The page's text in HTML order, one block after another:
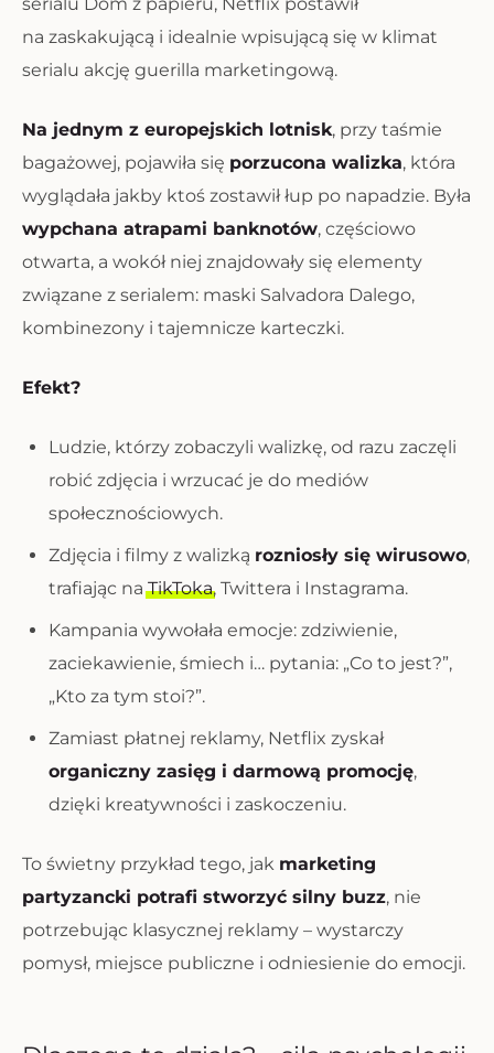
na zaskakującą i idealnie wpisującą się w klimat
serialu akcję guerilla marketingową.
Na jednym z europejskich lotnisk, przy taśmie
bagażowej, pojawiła się porzucona walizka, która
wyglądała jakby ktoś zostawił łup po napadzie. Była
wypchana atrapami banknotów, częściowo
otwarta, a wokół niej znajdowały się elementy
związane z serialem: maski Salvadora Dalego,
kombinezony i tajemnicze karteczki.
Efekt?
Ludzie, którzy zobaczyli walizkę, od razu zaczęli
robić zdjęcia i wrzucać je do mediów
społecznościowych.
Zdjęcia i filmy z walizką rozniosły się wirusowo,
trafiając naTikToka, Twittera i Instagrama.
Kampania wywołała emocje: zdziwienie,
zaciekawienie, śmiech i… pytania: „Co to jest?”,
„Kto za tym stoi?”.
Zamiast płatnej reklamy, Netflix zyskał
organiczny zasięg i darmową promocję,
dzięki kreatywności i zaskoczeniu.
To świetny przykład tego, jak marketing
partyzancki potrafi stworzyć silny buzz, nie
potrzebując klasycznej reklamy – wystarczy
pomysł, miejsce publiczne i odniesienie do emocji.